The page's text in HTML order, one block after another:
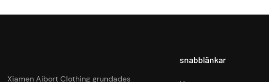
Xiamen Aibort Clothing grundades
snabblänkar